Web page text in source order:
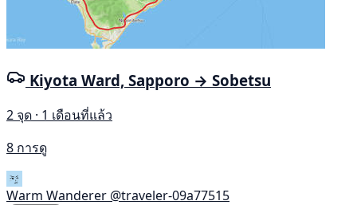
Kiyota Ward, Sapporo → Sobetsu
2 จุด · 1 เดือนที่แล้ว
8 การดู
Warm Wanderer @traveler-09a77515